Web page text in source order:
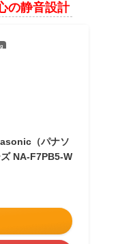
の静音設計
（パナソ
NA-F7PB5-W